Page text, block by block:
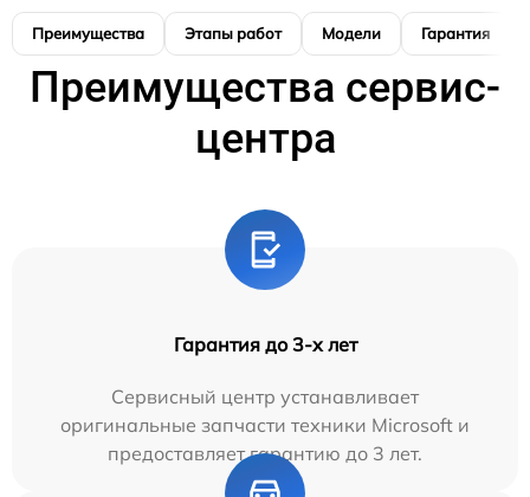
Преимущества Этапы работ Модели Гарантия
Преимущества сервис-
центра
Гарантия до 3-х лет
Сервисный центр устанавливает
оригинальные запчасти техники Microsoft и
предоставляет гарантию до 3 лет.